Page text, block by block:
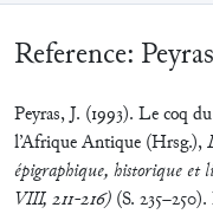
Reference:
Peyras, J. (1993). Le coq
l’Afrique Antique (Hrsg.),
épigraphique, historique et
VIII, 211-216) (S.